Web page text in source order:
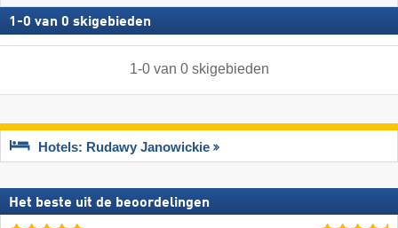
1 -0 van 0 skigebieden
1-0van 0 skigebieden
Hotels: Rudawy Janowickie
Het beste uit de beoordelingen